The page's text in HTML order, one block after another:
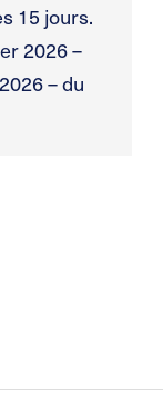
15 jours.
2026 –
– du